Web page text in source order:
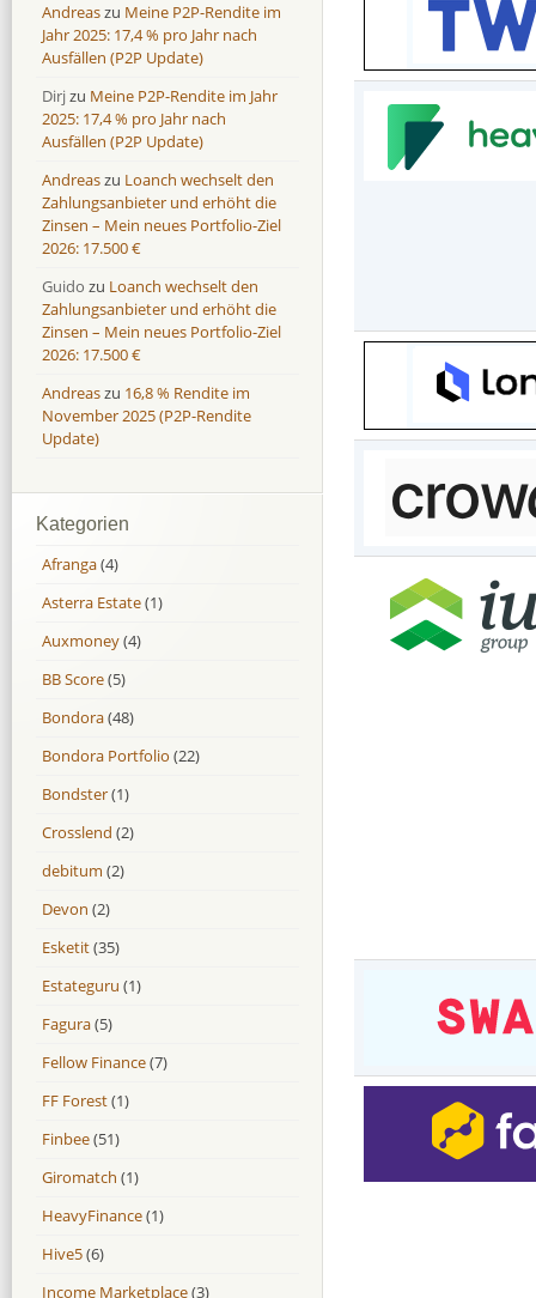
Andreaszu Meine P2P-Rendite im
Jahr 2025: 17,4 % pro Jahr nach
Ausfällen (P2P Update)
Dirjzu Meine P2P-Rendite im Jahr
2025: 17,4 % pro Jahr nach
Ausfällen (P2P Update)
Andreaszu Loanch wechselt den
Zahlungsanbieter und erhöht die
Zinsen – Mein neues Portfolio-Ziel
2026: 17.500 €
Guido zu Loanch wechselt den
Zahlungsanbieter und erhöht die
Zinsen – Mein neues Portfolio-Ziel
2026: 17.500 €
Andreaszu 16,8 % Rendite im
November 2025 (P2P-Rendite
Update)
Kategorien
Afranga(4)
Asterra Estate(1)
Auxmoney(4)
BB Score(5)
Bondora(48)
Bondora Portfolio (22)
Bondster(1)
Crosslend (2)
debitum (2)
Devon (2)
Esketit(35)
Estateguru (1)
Fagura(5)
Fellow Finance(7)
FF Forest(1)
Finbee(51)
Giromatch (1)
HeavyFinance(1)
Hive5(6)
Income Marketplace(3)